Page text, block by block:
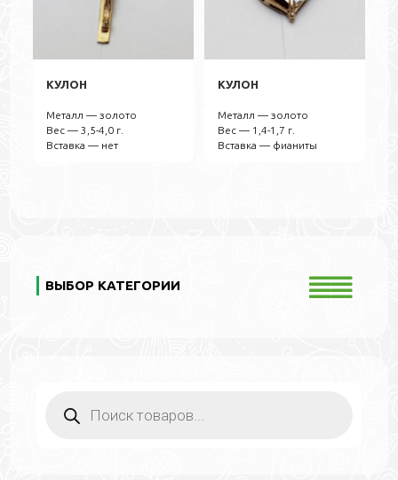
КУЛОН
Металл — золото
Вес — 3,5-4,0 г.
Вставка — нет
КУЛОН
Металл — золото
Вес — 1,4-1,7 г.
Вставка — фианиты
ВЫБОР КАТЕГОРИИ